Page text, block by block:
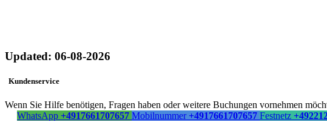
Updated: 06-08-2026
Kundenservice
Wenn Sie Hilfe benötigen, Fragen haben oder weitere Buchungen vornehmen
WhatsApp +4917661707657 Mobilnummer +4917661707657 Festnetz